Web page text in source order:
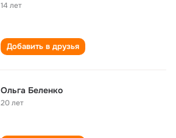
14 лет
Добавить в друзья
Ольга Беленко
20 лет